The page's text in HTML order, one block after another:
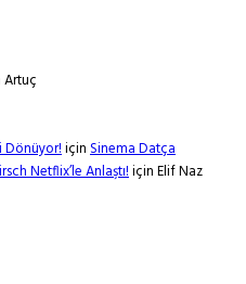
Artuç
Dönüyor!içinSinema Datça
Netflix’le Anlaştı!içinElif Naz